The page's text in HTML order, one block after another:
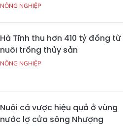
NÔNG NGHIỆP
Hà Tĩnh thu hơn 410 tỷ đồng từ
nuôi trồng thủy sản
NÔNG NGHIỆP
Nuôi cá vược hiệu quả ở vùng
nước lợ cửa sông Nhượng